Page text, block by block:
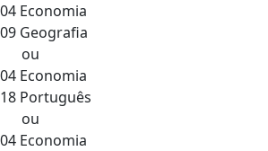
04 Economia
09 Geografia
ou
04 Economia
18 Português
ou
04 Economia